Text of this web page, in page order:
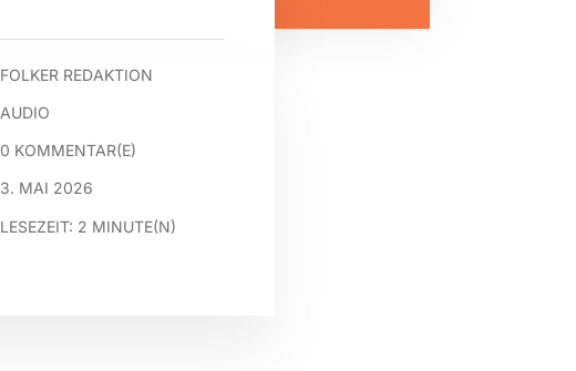
FOLKER REDAKTION
AUDIO
0 KOMMENTAR(E)
3. MAI 2026
LESEZEIT: 2 MINUTE(N)